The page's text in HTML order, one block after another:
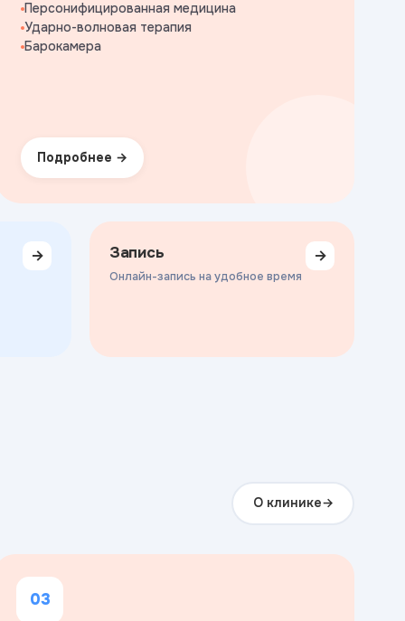
Персонифицированная медицина
Ударно-волновая терапия
Барокамера
Подробнее
→ Запись
Онлайн-запись на удобное время
→
О клинике
03